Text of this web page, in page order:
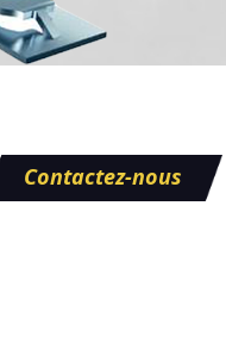
Contactez-nous